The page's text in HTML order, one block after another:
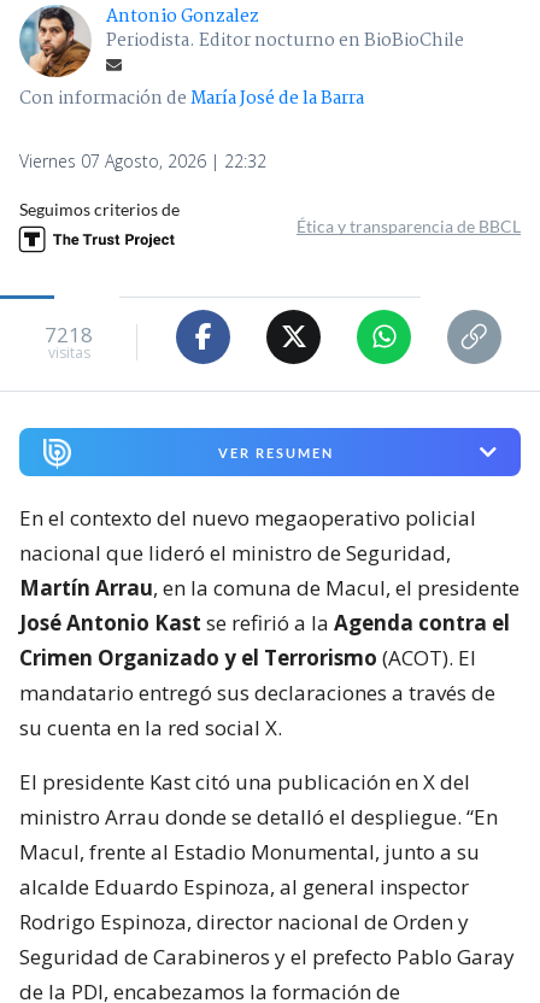
Antonio Gonzalez
Periodista. Editor nocturno en BioBioChile
Con información deMaría José de la Barra
Viernes 07 Agosto, 2026 | 22:32
Seguimos criterios de
Ética y transparencia de BBCL
7218
visitas
VER RESUMEN
En el contexto del nuevo megaoperativo policial
nacional que lideró el ministro de Seguridad,
Martín Arrau, en la comuna de Macul, el presidente
José Antonio Kast se refirió a la Agenda contra el
Crimen Organizado y el Terrorismo (ACOT). El
mandatario entregó sus declaraciones a través de
su cuenta en la red social X.
El presidente Kast citó una publicación en X del
ministro Arrau donde se detalló el despliegue. “En
Macul, frente al Estadio Monumental, junto a su
alcalde Eduardo Espinoza, al general inspector
Rodrigo Espinoza, director nacional de Orden y
Seguridad de Carabineros y el prefecto Pablo Garay
de la PDI, encabezamos la formación de